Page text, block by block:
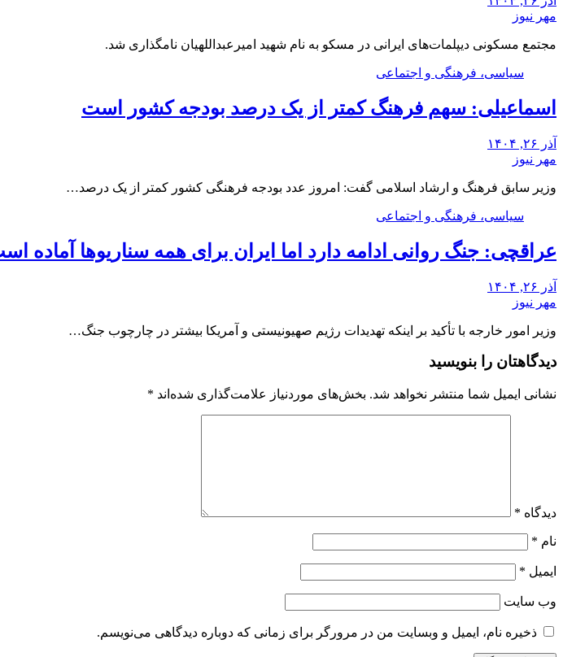
مهر نیوز
مجتمع مسکونی دیپلمات‌های ایرانی در مسکو به نام شهید امیرعبداللهیان نامگذاری شد.
سیاسی، فرهنگی و اجتماعی
اسماعیلی: سهم فرهنگ کمتر از یک درصد بودجه کشور است
آذر ۲۶, ۱۴۰۴
مهر نیوز
وزیر سابق فرهنگ و ارشاد اسلامی گفت: امروز عدد بودجه فرهنگی کشور کمتر از یک درصد…
سیاسی، فرهنگی و اجتماعی
عراقچی: جنگ روانی ادامه دارد اما ایران برای همه سناریوها آماده
آذر ۲۶, ۱۴۰۴
مهر نیوز
وزیر امور خارجه با تأکید بر اینکه تهدیدات رژیم صهیونیستی و آمریکا بیشتر در چارچوب جنگ…
دیدگاهتان را بنویسید
نشانی ایمیل شما منتشر نخواهد شد. بخش‌های موردنیاز علامت‌گذاری شده‌اند *
دیدگاه *
نام *
ایمیل *
وب‌ سایت
ذخیره نام، ایمیل و وبسایت من در مرورگر برای زمانی که دوباره دیدگاهی می‌نویسم.